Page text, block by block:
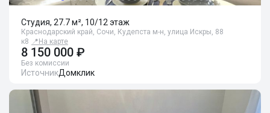
Студия, 27.7 м², 10/12 этаж
Краснодарский край, Сочи, Кудепста м-н, улица Искры, 88
к8 📍 На карте
8 150 000 ₽
Без комиссии
ИсточникДомклик